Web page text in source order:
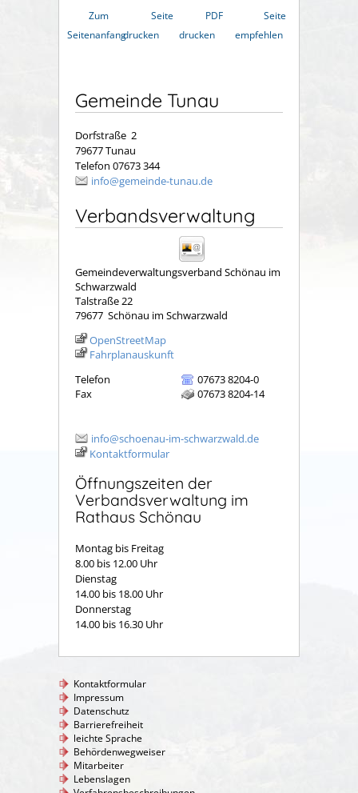
Zum
Seitenanfang
Seite
drucken
PDF
drucken
Seite
empfehlen
Gemeinde Tunau
Dorfstraße 2
79677 Tunau
Telefon 07673 344
info@gemeinde-tunau.de
Verbandsverwaltung
Gemeindeverwaltungsverband Schönau im
Schwarzwald
Talstraße 22
79677 Schönau im Schwarzwald
OpenStreetMap
Fahrplanauskunft
Telefon
07673 8204-0
Fax
07673 8204-14
info@schoenau-im-schwarzwald.de
Kontaktformular
Öffnungszeiten der
Verbandsverwaltung im
Rathaus Schönau
Montag bis Freitag
8.00 bis 12.00 Uhr
Dienstag
14.00 bis 18.00 Uhr
Donnerstag
14.00 bis 16.30 Uhr
Kontaktformular
Impressum
Datenschutz
Barrierefreiheit
leichte Sprache
Behördenwegweiser
Mitarbeiter
Lebenslagen